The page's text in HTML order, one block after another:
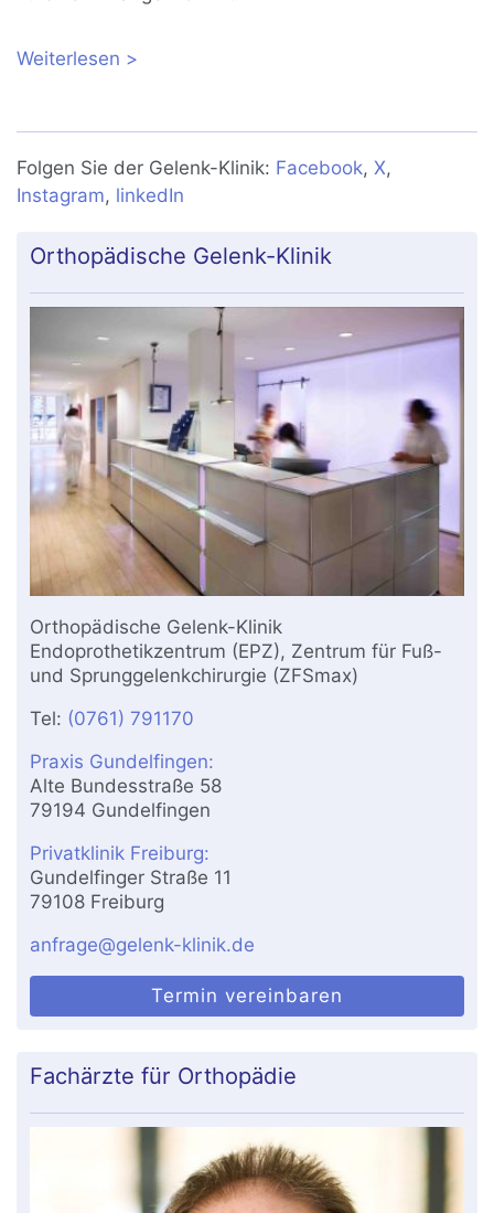
Weiterlesen über Vitamin D: Mythen und Fakten
Folgen Sie der Gelenk-Klinik: Facebook,X,
Instagram, linkedIn
Orthopädische Gelenk-Klinik
Orthopädische Gelenk-Klinik
Endoprothetikzentrum (EPZ), Zentrum für Fuß-
und Sprunggelenkchirurgie (ZFSmax)
Tel: (0761) 791170
Praxis Gundelfingen:
Alte Bundesstraße 58
79194 Gundelfingen
Privatklinik Freiburg:
Gundelfinger Straße 11
79108 Freiburg
anfrage@gelenk-klinik.de
Termin vereinbaren
Fachärzte für Orthopädie